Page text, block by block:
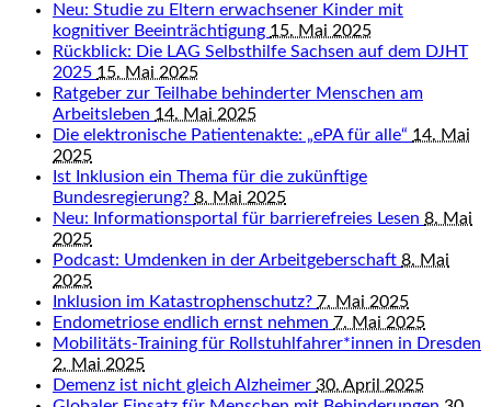
Neu: Studie zu Eltern erwachsener Kinder mit
kognitiver Beeinträchtigung 15. Mai 2025
Rückblick: Die LAG Selbsthilfe Sachsen auf dem DJHT
2025 15. Mai 2025
Ratgeber zur Teilhabe behinderter Menschen am
Arbeitsleben 14. Mai 2025
Die elektronische Patientenakte: „ePA für alle“ 14. Mai
2025
Ist Inklusion ein Thema für die zukünftige
Bundesregierung? 8. Mai 2025
Neu: Informationsportal für barrierefreies Lesen 8. Mai
2025
Podcast: Umdenken in der Arbeitgeberschaft 8. Mai
2025
Inklusion im Katastrophenschutz? 7. Mai 2025
Endometriose endlich ernst nehmen 7. Mai 2025
Mobilitäts-Training für Rollstuhlfahrer*innen in Dresden
2. Mai 2025
Demenz ist nicht gleich Alzheimer 30. April 2025